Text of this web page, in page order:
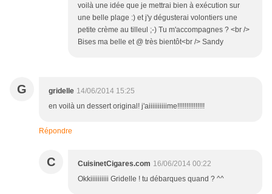
voilà une idée que je mettrai bien à exécution sur
une belle plage :) et j'y dégusterai volontiers une
petite crème au tilleul ;-) Tu m'accompagnes ? <br />
Bises ma belle et @ très bientôt<br /> Sandy
G gridelle 14/06/2014 15:25
en voilà un dessert original! j'aiiiiiiiiiime!!!!!!!!!!!!!!!
Répondre
C CuisinetCigares.com 16/06/2014 00:22
Okkiiiiiiiiii Gridelle ! tu débarques quand ? ^^